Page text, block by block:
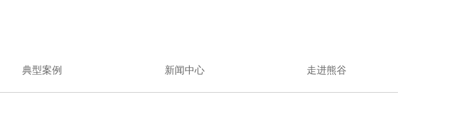
典型案例 新闻中心 走进熊谷